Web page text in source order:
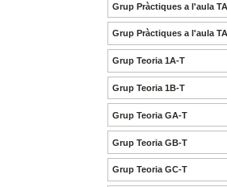
Grup Pràctiques a l'aula
Grup Pràctiques a l'aula
Grup Teoria 1A-T
Grup Teoria 1B-T
Grup Teoria GA-T
Grup Teoria GB-T
Grup Teoria GC-T